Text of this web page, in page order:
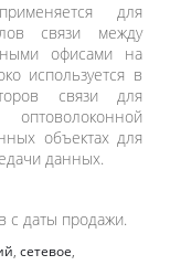
для
связи между
офисами на
используется в
связи для
объектах для
данных.
с даты продажи.
, сетевое,